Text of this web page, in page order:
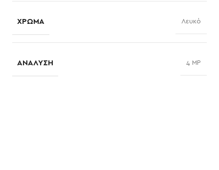
ΧΡΏΜΑ Λευκό
ΑΝΆΛΥΣΗ 4 MP